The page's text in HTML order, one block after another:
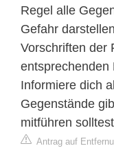
Regel alle
Gefahr
Vorschriften der
entsprechenden
Informiere dich
Gegenstände
mitführen
Antrag auf